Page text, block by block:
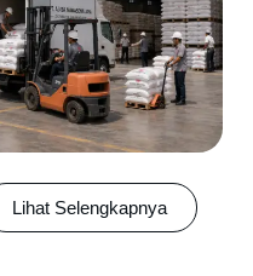
Lihat Selengkapnya